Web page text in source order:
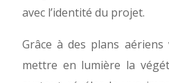
avec l’identité du projet.
Grâce à des plans
mettre en lumière la